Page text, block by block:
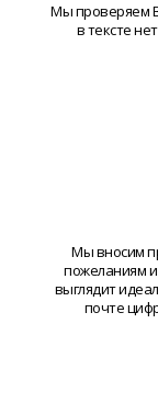
Мы проверяем
в тексте
Мы вносим
пожеланиям
выглядит
почте